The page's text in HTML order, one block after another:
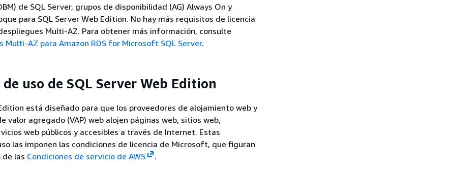
de SQL Server, grupos de disponibilidad (AG) Always On y
para SQL Server Web Edition. No hay más requisitos de licencia
Multi-AZ. Para obtener más información, consulte
Multi-AZ para Amazon RDS for Microsoft SQL Server.
uso de SQL Server Web Edition
está diseñado para que los proveedores de alojamiento web y
valor agregado (VAP) web alojen páginas web, sitios web,
web públicos y accesibles a través de Internet. Estas
las imponen las condiciones de licencia de Microsoft, que figuran
de las Condiciones de servicio de AWS .